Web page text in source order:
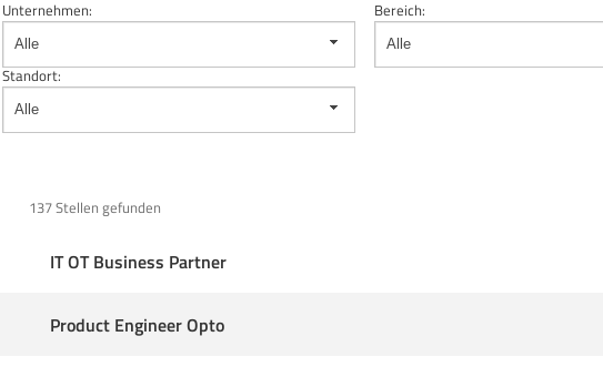
Unternehmen:
Alle
Bereich:
Alle
Standort:
Alle
137 Stellen gefunden
IT OT Business Partner
Product Engineer Opto